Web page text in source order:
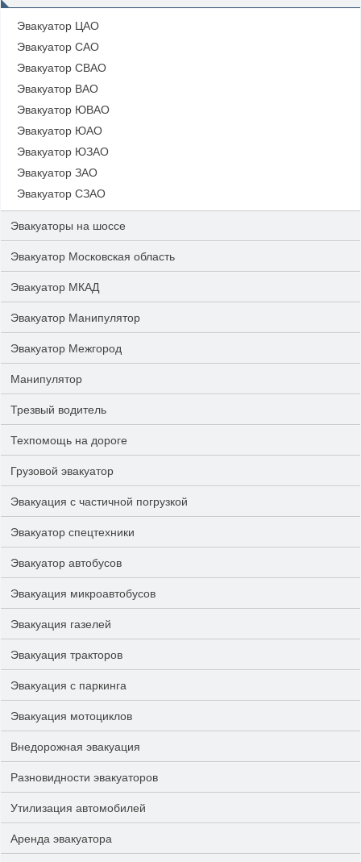
Эвакуатор ЦАО
Эвакуатор САО
Эвакуатор СВАО
Эвакуатор ВАО
Эвакуатор ЮВАО
Эвакуатор ЮАО
Эвакуатор ЮЗАО
Эвакуатор ЗАО
Эвакуатор СЗАО
Эвакуаторы на шоссе
Эвакуатор Московская область
Эвакуатор МКАД
Эвакуатор Манипулятор
Эвакуатор Межгород
Манипулятор
Трезвый водитель
Техпомощь на дороге
Грузовой эвакуатор
Эвакуация с частичной погрузкой
Эвакуатор спецтехники
Эвакуатор автобусов
Эвакуация микроавтобусов
Эвакуация газелей
Эвакуация тракторов
Эвакуация с паркинга
Эвакуация мотоциклов
Внедорожная эвакуация
Разновидности эвакуаторов
Утилизация автомобилей
Аренда эвакуатора